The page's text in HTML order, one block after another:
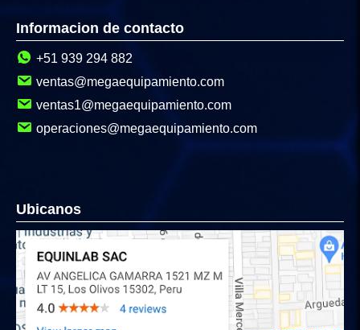
Informacion de contacto
+51 939 294 882
ventas@megaequipamiento.com
ventas1@megaequipamiento.com
operaciones@megaequipamiento.com
Ubicanos